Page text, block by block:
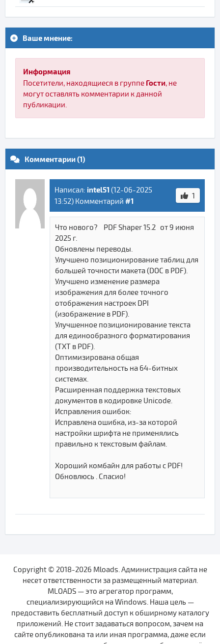
Ваше мнение:
Информация
Посетители, находящиеся в группе Гости, не
могут оставлять комментарии к данной
публикации.
Комментарии (1)
Написал: intel51 (12-06-2025
13:52) Комментарий #1
1
Что нового? PDF Shaper 15.2 от 9 июня
2025 г.
Обновлены переводы.
Улучшено позиционирование таблиц для
большей точности макета (DOC в PDF).
Улучшено изменение размера
изображения для более точного
отображения настроек DPI
(изображение в PDF).
Улучшенное позиционирование текста
для единообразного форматирования
(TXT в PDF).
Оптимизирована общая
производительность на 64-битных
системах.
Расширенная поддержка текстовых
документов в кодировке Unicode.
Исправления ошибок:
Исправлена ​​ошибка, из-за которой
настройки шрифта не применялись
правильно к текстовым файлам.
Хороший комбайн для работы с PDF!
Обновлюсь . Спасио!
Copyright © 2018-2026 Mloads. Администрация сайта не
несет ответственности за размещенный материал.
MLOADS — это агрегатор программ,
специализирующийся на Windows. Наша цель —
предоставить бесплатный доступ к обширному каталогу
приложений. Не стоит задаваться вопросом, зачем на
сайте опубликована та или иная программа, даже если